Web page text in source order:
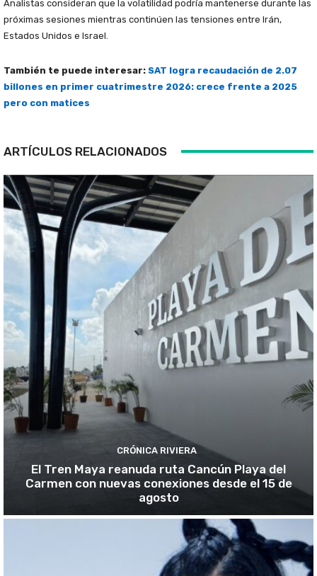
Analistas consideran que la volatilidad podría mantenerse durante las
próximas sesiones mientras continúen las tensiones entre Irán,
Estados Unidos e Israel.
También te puede interesar: SAT logra recaudación de 2.07
billones en primer cuatrimestre 2026: crece frente a 2025
pero con matices
ARTÍCULOS RELACIONADOS
CRÓNICA RIVIERA
El Tren Maya reanuda ruta Cancún Playa del
Carmen con nuevas conexiones desde el 15 de
agosto